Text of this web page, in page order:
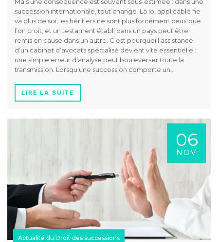
succession internationale, tout change. La loi applicable ne
va plus de soi, les héritiers ne sont plus forcément ceux que
l’on croit, et un testament établi dans un pays peut être
remis en cause dans un autre. C’est pourquoi l’assistance
d’un cabinet d’avocats spécialisé devient vite essentielle :
une simple erreur d’analyse peut bouleverser toute la
transmission. Lorsqu’une succession comporte un…
LIRE LA SUITE
06
NOV
Actualité du Droit des successions